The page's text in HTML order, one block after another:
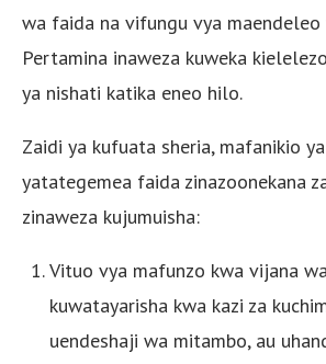
wa faida na vifungu vya maendeleo
Pertamina inaweza kuweka
ya nishati katika eneo hilo.
Zaidi ya kufuata sheria, mafanikio
yatategemea faida zinazoonekana
zinaweza kujumuisha:
Vituo vya mafunzo kwa vijana
kuwatayarisha kwa kazi za
uendeshaji wa mitambo, au